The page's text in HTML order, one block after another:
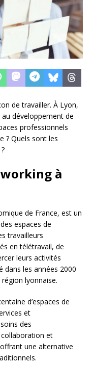
de travailler. À Lyon,
développement de
professionnels
? Quels sont les
à
de France, est un
espaces de
travailleurs
en télétravail, de
leurs activités
dans les années 2000
lyonnaise.
d’espaces de
et
des
et
une alternative